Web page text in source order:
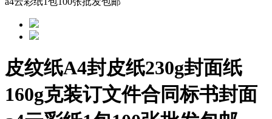
皮纹纸A4封皮纸230g封面纸
160g克装订文件合同标书封面